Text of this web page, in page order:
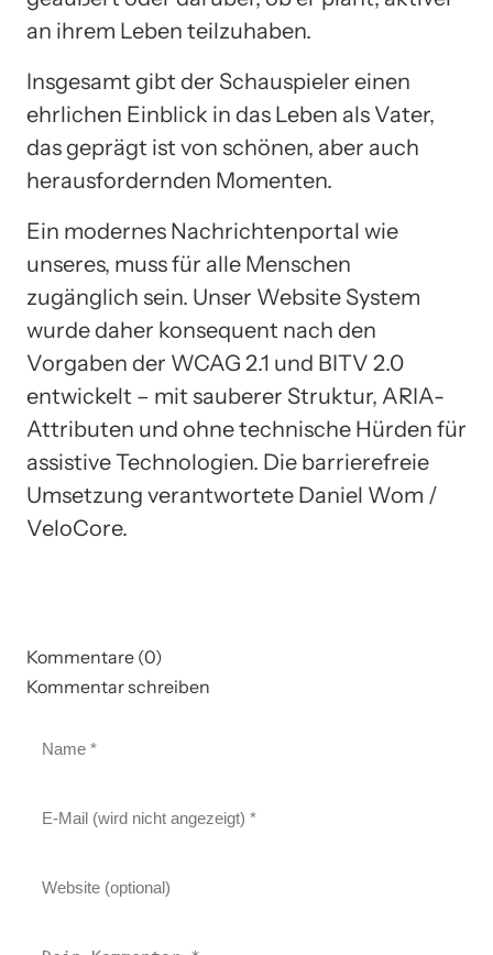
an ihrem Leben teilzuhaben.
Insgesamt gibt der Schauspieler einen
ehrlichen Einblick in das Leben als Vater,
das geprägt ist von schönen, aber auch
herausfordernden Momenten.
Ein modernes Nachrichtenportal wie
unseres, muss für alle Menschen
zugänglich sein. Unser Website System
wurde daher konsequent nach den
Vorgaben der WCAG 2.1 und BITV 2.0
entwickelt – mit sauberer Struktur, ARIA-
Attributen und ohne technische Hürden für
assistive Technologien. Die barrierefreie
Umsetzung verantwortete Daniel Wom /
VeloCore.
Kommentare (0)
Kommentar schreiben